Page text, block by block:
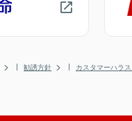
勧誘方針 カスタマーハラ